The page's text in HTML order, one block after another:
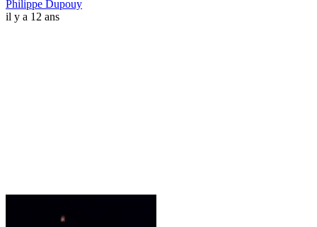
Philippe Dupouy
il y a 12 ans